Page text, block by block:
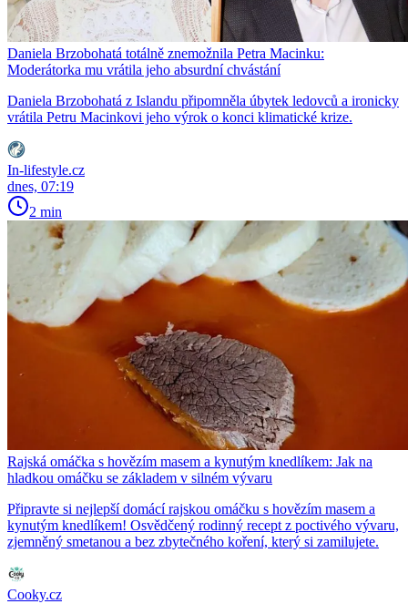
Daniela Brzobohatá totálně znemožnila Petra Macinku:
Moderátorka mu vrátila jeho absurdní chvástání
Daniela Brzobohatá z Islandu připomněla úbytek ledovců a ironicky
vrátila Petru Macinkovi jeho výrok o konci klimatické krize.
In-lifestyle.cz
dnes, 07:19
2 min
Rajská omáčka s hovězím masem a kynutým knedlíkem: Jak na
hladkou omáčku se základem v silném vývaru
Připravte si nejlepší domácí rajskou omáčku s hovězím masem a
kynutým knedlíkem! Osvědčený rodinný recept z poctivého vývaru,
zjemněný smetanou a bez zbytečného koření, který si zamilujete.
Cooky.cz